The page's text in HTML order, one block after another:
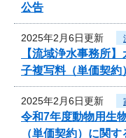
公告
2025年2月6日更新
【流域浄水事務所
子複写料（単価契約
2025年2月6日更新
令和7年度動物用生
（単価契約）に関